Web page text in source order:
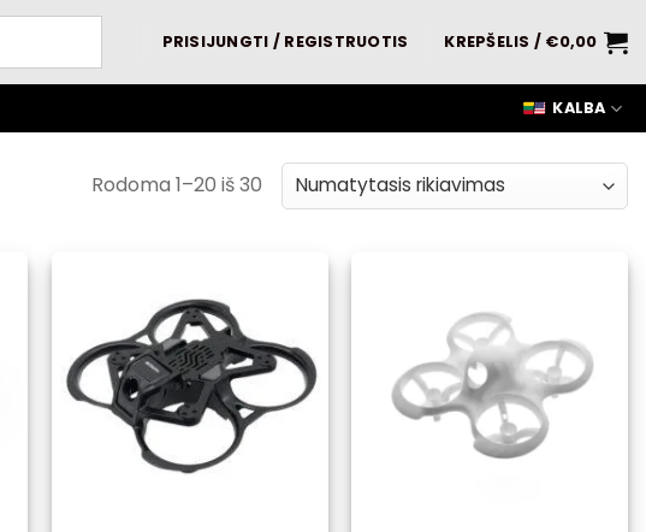
PRISIJUNGTI / REGISTRUOTIS KREPŠELIS / €0,00
KALBA
Rodoma 1–20 iš 30